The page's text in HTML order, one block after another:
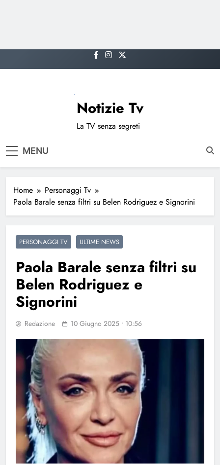
to
Notizie Tv
La TV senza segreti
MENU
Home
Personaggi Tv
Paola Barale senza filtri su Belen Rodriguez e Signorini
PERSONAGGI TV ULTIME NEWS
Paola Barale senza filtri su
Belen Rodriguez e
Signorini
Redazione 10 Giugno 2025 • 10:56